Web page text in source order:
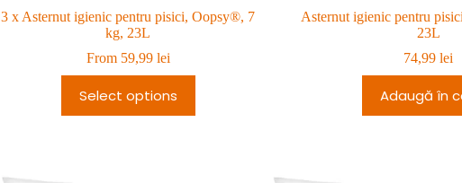
3 x Asternut igienic pentru pisici, Oopsy®, 7
kg, 23L
From 59,99 lei
Select options
Asternut igienic pentru
23L
74,99lei
Adaugă în